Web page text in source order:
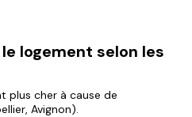
logement selon les
plus cher à cause de
Avignon).